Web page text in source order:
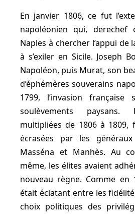
En janvier 1806, ce fut
napoléonien qui,
Naples à chercher l’appui de
à s’exiler en Sicile. Joseph
Napoléon, puis Murat, son
d’éphémères souverains
1799, l’invasion
soulèvements paysans.
multipliées de 1806 à 1809,
écrasées par les généraux
Masséna et Manhès. Au
même, les élites avaient
nouveau règne. Comme en
était éclatant entre les
choix politiques des